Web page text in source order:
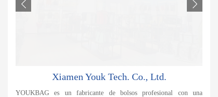
Xiamen Youk Tech. Co., Ltd.
YOUKBAG es un fabricante de bolsos profesional con una